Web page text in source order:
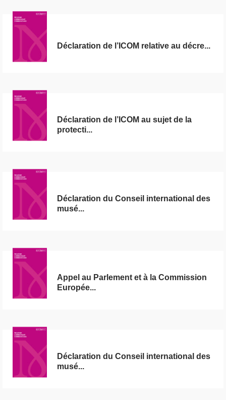
Déclaration de l’ICOM relative au décre...
Déclaration de l’ICOM au sujet de la
protecti...
Déclaration du Conseil international des
musé...
Appel au Parlement et à la Commission
Europée...
Déclaration du Conseil international des
musé...